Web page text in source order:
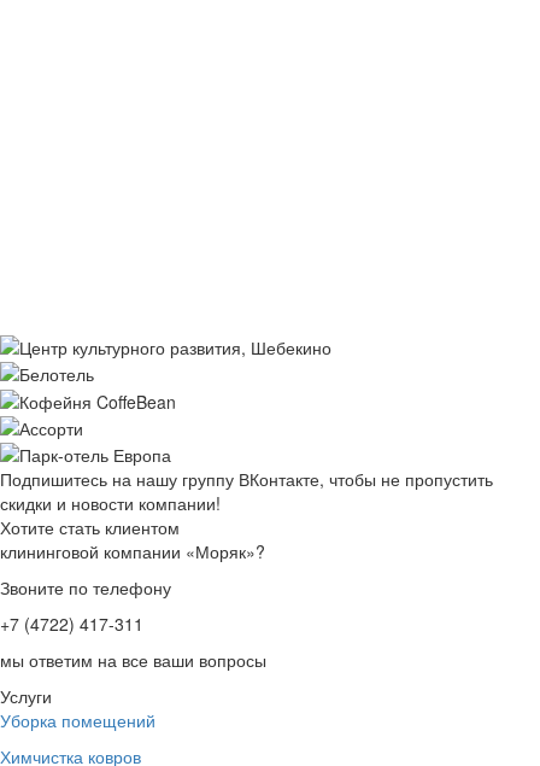
Подпишитесь на нашу группу ВКонтакте, чтобы не пропустить
скидки и новости компании!
Хотите стать клиентом
клининговой компании «Моряк»?
Звоните по телефону
+7 (4722) 417-311
мы ответим на все ваши вопросы
Услуги
Уборка помещений
Химчистка ковров